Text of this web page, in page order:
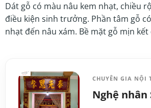
Dát gỗ có màu nâu kem nhạt, chiều
điều kiện sinh trưởng. Phần tâm gỗ
nhạt đến nâu xám. Bề mặt gỗ mịn kết
CHUYÊN GIA NỘI
Nghệ nhân